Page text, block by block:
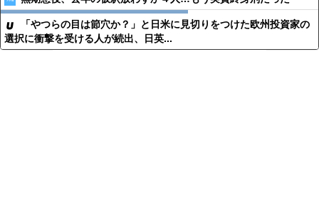
「やつらの目は節穴か？」と日米に見切りをつけた欧州投資家の
選択に衝撃を受ける人が続出、日英...